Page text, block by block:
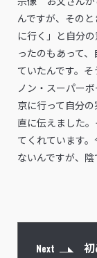
んですが、その
に行く」と自分
ったのもあって
ていたんです。
ノン・スーパー
京に行って自分
直に伝えました
てくれています
ないんですが、陰
Next